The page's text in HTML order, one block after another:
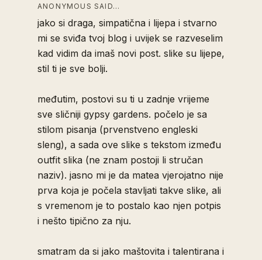
ANONYMOUS SAID…
jako si draga, simpatična i lijepa i stvarno
mi se sviđa tvoj blog i uvijek se razveselim
kad vidim da imaš novi post. slike su lijepe,
stil ti je sve bolji.
međutim, postovi su ti u zadnje vrijeme
sve sličniji gypsy gardens. počelo je sa
stilom pisanja (prvenstveno engleski
sleng), a sada ove slike s tekstom između
outfit slika (ne znam postoji li stručan
naziv). jasno mi je da matea vjerojatno nije
prva koja je počela stavljati takve slike, ali
s vremenom je to postalo kao njen potpis
i nešto tipično za nju.
smatram da si jako maštovita i talentirana i